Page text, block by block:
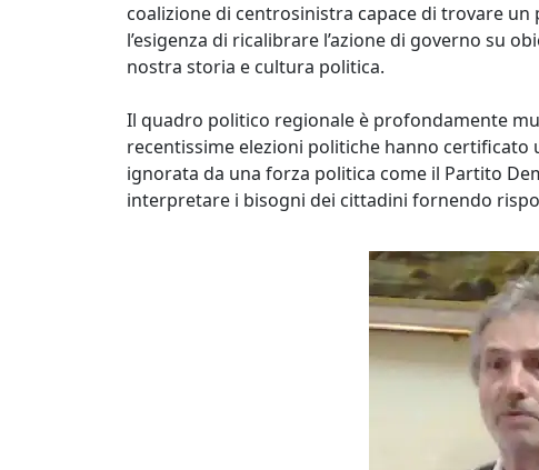
coalizione di centrosinistra capace di trovare
l’esigenza di ricalibrare l’azione di governo su
nostra storia e cultura politica.
Il quadro politico regionale è profondamente
recentissime elezioni politiche hanno certificato
ignorata da una forza politica come il Partito
interpretare i bisogni dei cittadini fornendo